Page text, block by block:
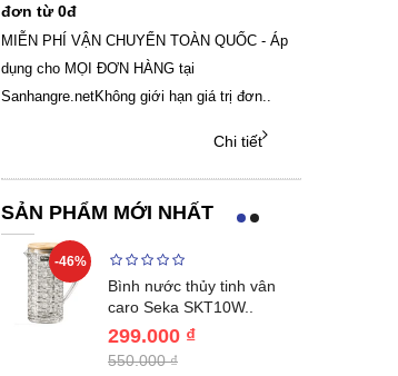
đơn từ 0đ
MIỄN PHÍ VẬN CHUYỂN TOÀN QUỐC - Áp
dụng cho MỌI ĐƠN HÀNG tại
Sanhangre.netKhông giới hạn giá trị đơn..
Chi tiết
SẢN PHẨM MỚI NHẤT
-46%
Bình nước thủy tinh vân
caro Seka SKT10W..
299.000 ₫
550.000 ₫